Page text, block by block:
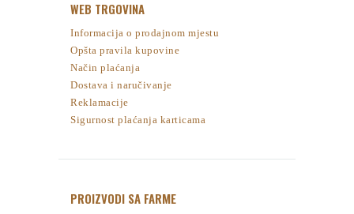
WEB TRGOVINA
Informacija o prodajnom mjestu
Opšta pravila kupovine
Način plaćanja
Dostava i naručivanje
Reklamacije
Sigurnost plaćanja karticama
PROIZVODI SA FARME